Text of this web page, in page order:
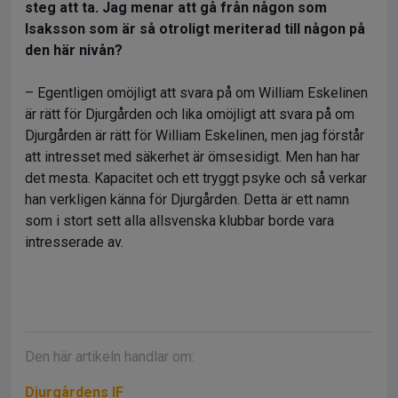
steg att ta. Jag menar att gå från någon som
Isaksson som är så otroligt meriterad till någon på
den här nivån?
– Egentligen omöjligt att svara på om William Eskelinen
är rätt för Djurgården och lika omöjligt att svara på om
Djurgården är rätt för William Eskelinen, men jag förstår
att intresset med säkerhet är ömsesidigt. Men han har
det mesta. Kapacitet och ett tryggt psyke och så verkar
han verkligen känna för Djurgården. Detta är ett namn
som i stort sett alla allsvenska klubbar borde vara
intresserade av.
Den här artikeln handlar om:
Djurgårdens IF